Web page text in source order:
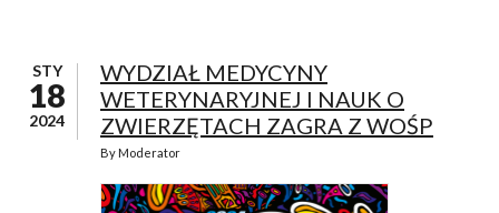
STY
18
2024
WYDZIAŁ MEDYCYNY
WETERYNARYJNEJ I NAUK O
ZWIERZĘTACH ZAGRA Z WOŚP
By Moderator